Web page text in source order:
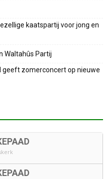
kaatspartij voor jong en
Waltahûs Partij
geeft zomerconcert op nieuwe